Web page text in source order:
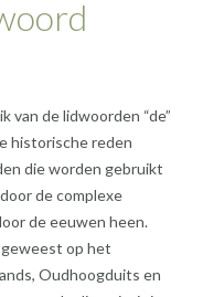
van de lidwoorden “de”
historische reden
die worden gebruikt
de complexe
de eeuwen heen.
op het
Oudhoogduits en